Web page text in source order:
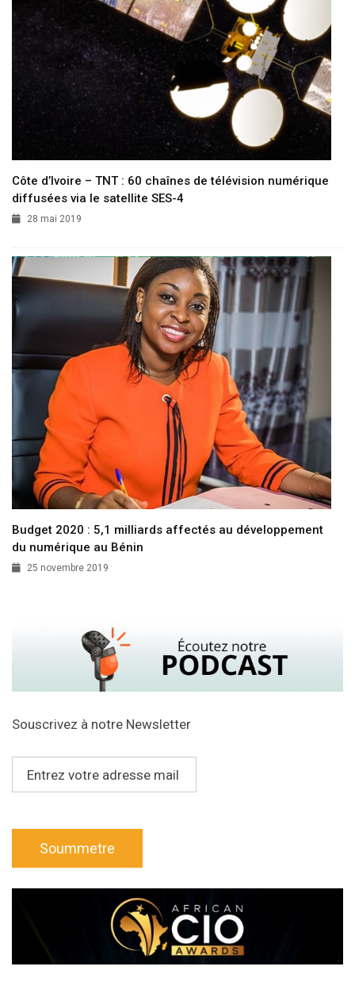
Côte d’Ivoire – TNT : 60 chaînes de télévision numérique
diffusées via le satellite SES-4
28 mai 2019
Budget 2020 : 5,1 milliards affectés au développement
du numérique au Bénin
25 novembre 2019
Souscrivez à notre Newsletter